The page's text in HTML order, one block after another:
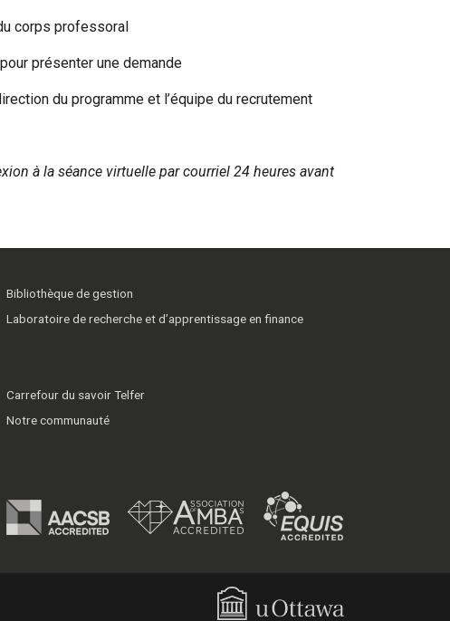
corps professoral
présenter une demande
du programme et l’équipe du recrutement
à la séance virtuelle par courriel 24 heures avant
Bibliothèque de gestion
Laboratoire de recherche et d’apprentissage en finance
Carrefour du savoir Telfer
Notre communauté